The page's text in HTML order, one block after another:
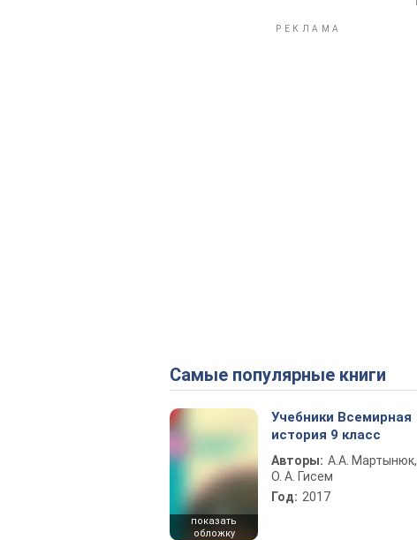
Самые популярные книги
показать
обложку
Учебники Всемирная
история 9 класс
Авторы: А.А. Мартынюк,
О. А. Гисем
Год: 2017